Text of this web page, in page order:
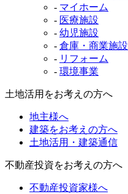
- マイホーム
- 医療施設
- 幼児施設
- 倉庫・商業施設
- リフォーム
- 環境事業
土地活用をお考えの方へ
地主様へ
建築をお考えの方へ
土地活用・建築通信
不動産投資をお考えの方へ
不動産投資家様へ